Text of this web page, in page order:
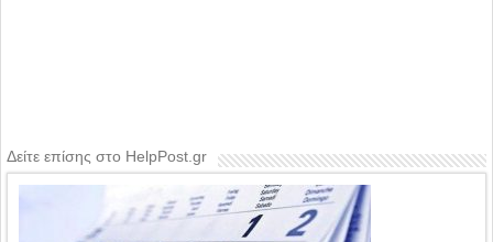
Δείτε επίσης στο HelpPost.gr